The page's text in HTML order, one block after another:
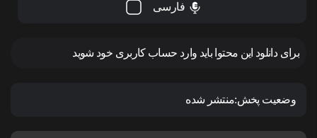
فارسی
برای دانلود این محتوا باید وارد حساب کاربری خود شوید
وضعیت پخش:منتشر شده